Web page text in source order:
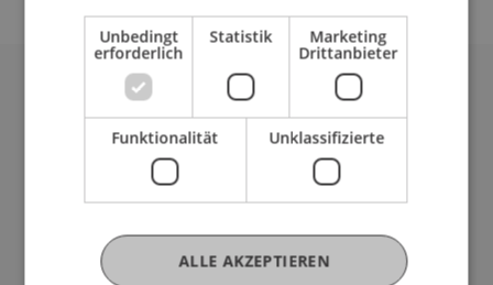
Universität Liechtenstein
Fürst-Franz-Josef-Strasse
info@uni.li
Fußzeile Rechtliche Hinweise
Rechtssammlung
Unbedingt
erforderlich
Statistik Marketing
Drittanbieter
Funktionalität Unklassifizierte
ALLE AKZEPTIEREN